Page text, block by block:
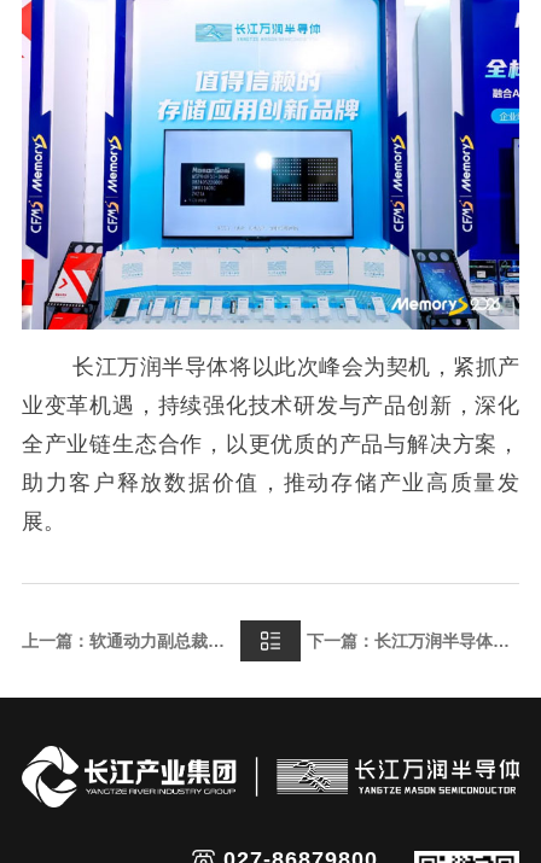
长江万润半导体将以此次峰会为契机，紧抓产
业变革机遇，持续强化技术研发与产品创新，深化
全产业链生态合作，以更优质的产品与解决方案，
助力客户释放数据价值，推动存储产业高质量发
展。
上一篇：软通动力副总裁韩智敏到访长江万润半导体 下一篇：长江万润半导体亮相MWC 2026 用存储筑牢智能时代底座